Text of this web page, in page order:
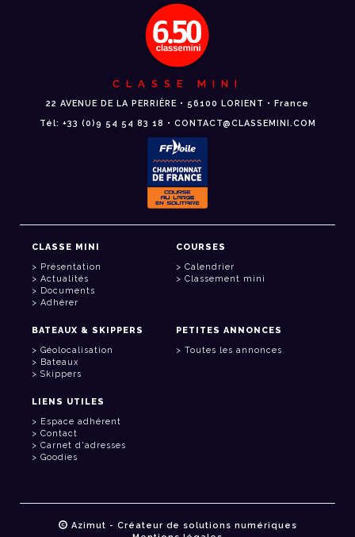
CLASSE MINI
22 AVENUE DE LA PERRIÈRE • 56100 LORIENT • France
Tél: +33 (0)9 54 54 83 18 • CONTACT@CLASSEMINI.COM
CLASSE MINI
Présentation
Actualités
Documents
Adhérer
COURSES
Calendrier
Classement mini
BATEAUX & SKIPPERS
Géolocalisation
Bateaux
Skippers
PETITES ANNONCES
Toutes les annonces
LIENS UTILES
Espace adhérent
Contact
Carnet d'adresses
Goodies
Azimut - Créateur de solutions numériques